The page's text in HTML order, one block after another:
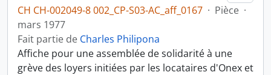
CH CH-002049-8 002_CP-S03-AC_aff_0167 · Pièce ·
mars 1977
Fait partie de Charles Philipona
Affiche pour une assemblée de solidarité à une
grève des loyers initiées par les locataires d'Onex et